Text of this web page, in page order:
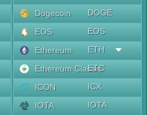
Dogecoin
DOGE
EOS
EOS
Ethereum
ETH
Ethereum Classic
ETC
ICON
ICX
IOTA
IOTA